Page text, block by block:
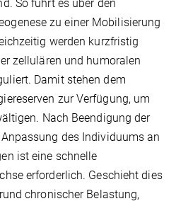
So führt es über den
zu einer Mobilisierung
werden kurzfristig
zellulären und humoralen
Damit stehen dem
zur Verfügung, um
Nach Beendigung der
des Individuums an
ist eine schnelle
erforderlich. Geschieht dies
chronischer Belastung,